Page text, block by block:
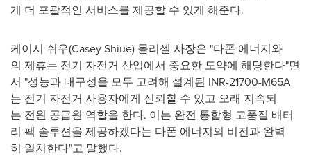
게 더 포괄적인 서비스를 제공할 수 있게 해준다.
케이시 쉬우(Casey Shiue) 몰리셀 사장은 "다폰 에너지와
의 제휴는 전기 자전거 산업에서 중요한 도약에 해당한다"면
서 "성능과 내구성을 모두 고려해 설계된 INR-21700-M65A
는 전기 자전거 사용자에게 신뢰할 수 있고 오래 지속되
는 전원 공급원 역할을 한다. 이는 완전 통합형 고품질 배터
리 팩 솔루션을 제공하겠다는 다폰 에너지의 비전과 완벽
히 일치한다"고 말했다.